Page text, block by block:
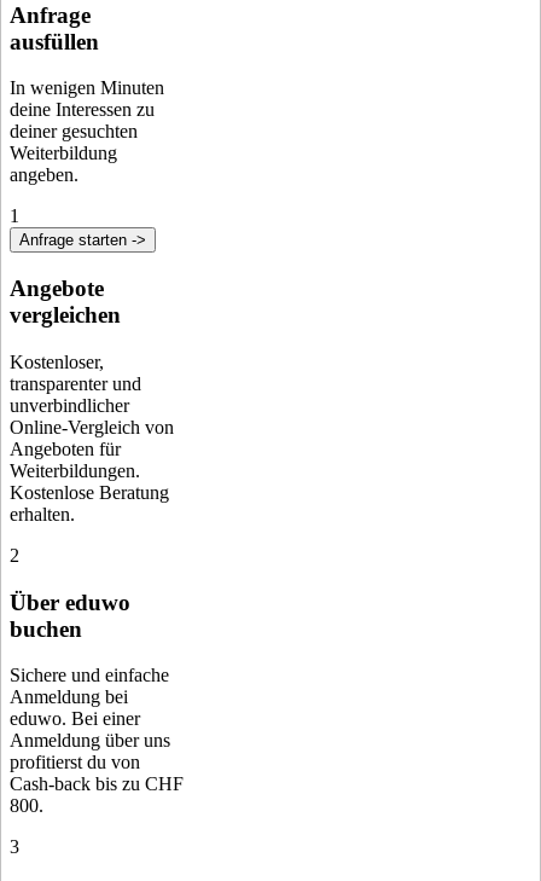
Anfrage
ausfüllen
In wenigen Minuten
deine Interessen zu
deiner gesuchten
Weiterbildung
angeben.
1
Anfrage starten ->
Angebote
vergleichen
Kostenloser,
transparenter und
unverbindlicher
Online-Vergleich von
Angeboten für
Weiterbildungen.
Kostenlose Beratung
erhalten.
2
Über eduwo
buchen
Sichere und einfache
Anmeldung bei
eduwo. Bei einer
Anmeldung über uns
profitierst du von
Cash-back bis zu CHF
800.
3